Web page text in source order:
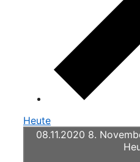
Heute
08.11.2020 8.